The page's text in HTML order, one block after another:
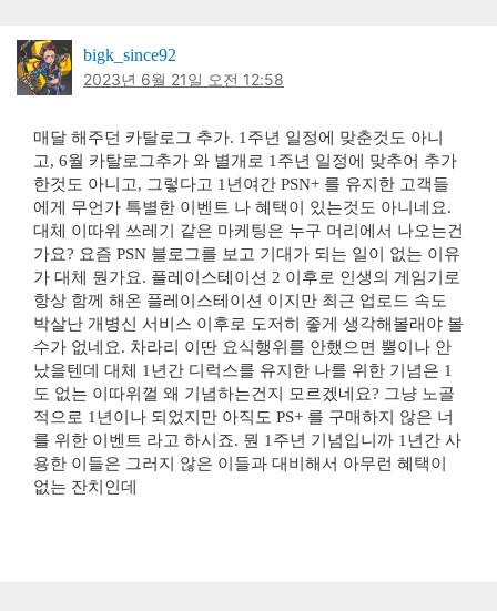
bigk_since92
2023년 6월 21일 오전 12:58
매달 해주던 카탈로그 추가. 1주년 일정에 맞춘것도 아니
고, 6월 카탈로그추가 와 별개로 1주년 일정에 맞추어 추가
한것도 아니고, 그렇다고 1년여간 PSN+ 를 유지한 고객들
에게 무언가 특별한 이벤트 나 혜택이 있는것도 아니네요.
대체 이따위 쓰레기 같은 마케팅은 누구 머리에서 나오는건
가요? 요즘 PSN 블로그를 보고 기대가 되는 일이 없는 이유
가 대체 뭔가요. 플레이스테이션 2 이후로 인생의 게임기로
항상 함께 해온 플레이스테이션 이지만 최근 업로드 속도
박살난 개병신 서비스 이후로 도저히 좋게 생각해볼래야 볼
수가 없네요. 차라리 이딴 요식행위를 안했으면 뿔이나 안
났을텐데 대체 1년간 디럭스를 유지한 나를 위한 기념은 1
도 없는 이따위껄 왜 기념하는건지 모르겠네요? 그냥 노골
적으로 1년이나 되었지만 아직도 PS+ 를 구매하지 않은 너
를 위한 이벤트 라고 하시죠. 뭔 1주년 기념입니까 1년간 사
용한 이들은 그러지 않은 이들과 대비해서 아무런 혜택이
없는 잔치인데